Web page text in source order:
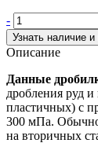
-
Узнать наличие и
Описание
Данные
дробления руд
пластичных) с
300 мПа.
на вторичных